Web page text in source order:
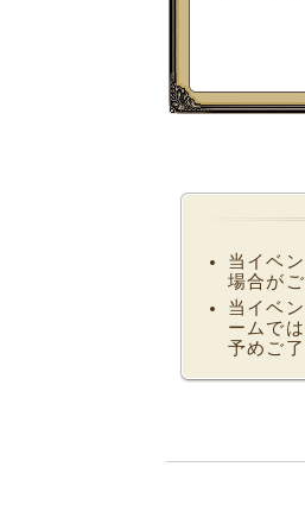
当イベ
場合が
当イベ
ームで
予めご